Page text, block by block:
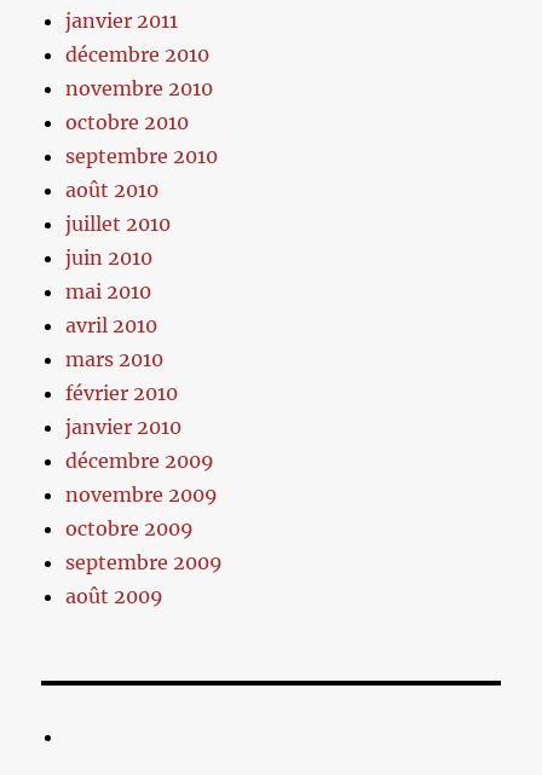
janvier 2011
décembre 2010
novembre 2010
octobre 2010
septembre 2010
août 2010
juillet 2010
juin 2010
mai 2010
avril 2010
mars 2010
février 2010
janvier 2010
décembre 2009
novembre 2009
octobre 2009
septembre 2009
août 2009